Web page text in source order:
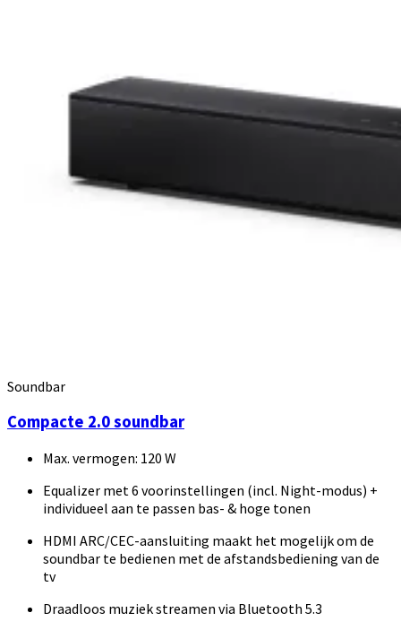
Soundbar
Compacte 2.0 soundbar
Max. vermogen: 120 W
Equalizer met 6 voorinstellingen (incl. Night-modus) +
individueel aan te passen bas- & hoge tonen
HDMI ARC/CEC-aansluiting maakt het mogelijk om de
soundbar te bedienen met de afstandsbediening van de
tv
Draadloos muziek streamen via Bluetooth 5.3